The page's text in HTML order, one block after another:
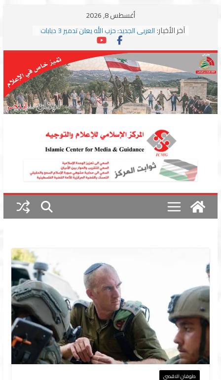
أغسطس 8, 2026
آخر الأخبار: العربي الجديد: حزب الله يعلن تدمير 3 دبابات
وسط اشتباكات مع جيش الاحتلال
ترامب: مذكرة التفاهم تمثل “استسلاما غير
مشروط” من جانب إيران
الجمهورية: إسرائيل إلى واشنطن بخريطة
احتلال جديدة ولبنان أمام اختبار التفاوض
بزشكيان وترامب يوقعان اتفاق إسلام آباد
تمهيداً لاستئناف المفاوضات
استهداف دراجة نارية على طريق العباسية
طوفان الاقصى